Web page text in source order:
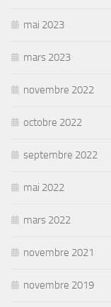
mai 2023
mars 2023
novembre 2022
octobre 2022
septembre 2022
mai 2022
mars 2022
novembre 2021
novembre 2019